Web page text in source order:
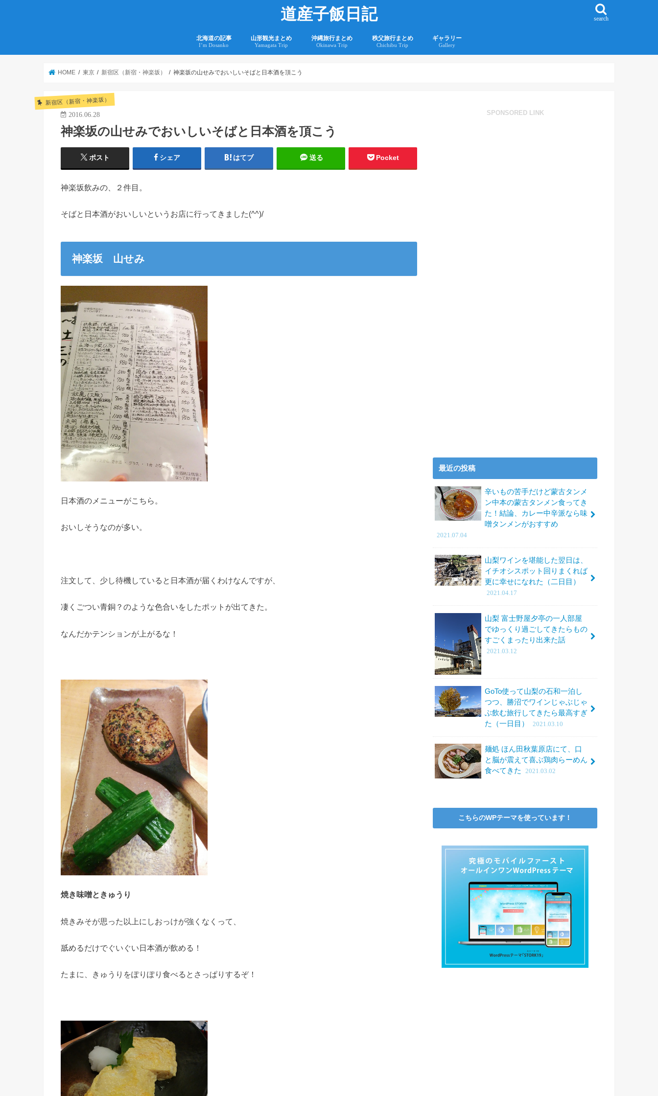
道産子飯日記 search
北海道の記事
I’m Dosanko
山形観光まとめ
Yamagata Trip
沖縄旅行まとめ
Okinawa Trip
秩父旅行まとめ
Chichibu Trip
ギャラリー
Gallery
HOME 東京 新宿区（新宿・神楽坂） 神楽坂の山せみでおいしいそばと日本酒を頂こう
新宿区（新宿・神楽坂）
2016.06.28
神楽坂の山せみでおいしいそばと日本酒を頂こう
ポスト シェア はてブ 送る Pocket
神楽坂飲みの、２件目。
そばと日本酒がおいしいというお店に行ってきました(^^)/
神楽坂 山せみ
日本酒のメニューがこちら。
おいしそうなのが多い。
注文して、少し待機していると日本酒が届くわけなんですが、
凄くごつい青銅？のような色合いをしたポットが出てきた。
なんだかテンションが上がるな！
焼き味噌ときゅうり
焼きみそが思った以上にしおっけが強くなくって、
舐めるだけでぐいぐい日本酒が飲める！
たまに、きゅうりをぽりぽり食べるとさっぱりするぞ！
SPONSORED LINK
最近の投稿
辛いもの苦手だけど蒙古タンメ
ン中本の蒙古タンメン食ってき
た！結論、カレー中辛派なら味
噌タンメンがおすすめ
2021.07.04
山梨ワインを堪能した翌日は、
イチオシスポット回りまくれば
更に幸せになれた（二日目）
2021.04.17
山梨 富士野屋夕亭の一人部屋
でゆっくり過ごしてきたらもの
すごくまったり出来た話
2021.03.12
GoTo使って山梨の石和一泊し
つつ、勝沼でワインじゃぶじゃ
ぶ飲む旅行してきたら最高すぎ
た（一日目）
2021.03.10
麺処 ほん田秋葉原店にて、口
と脳が震えて喜ぶ鶏肉らーめん
食べてきた
2021.03.02
こちらのWPテーマを使っています！